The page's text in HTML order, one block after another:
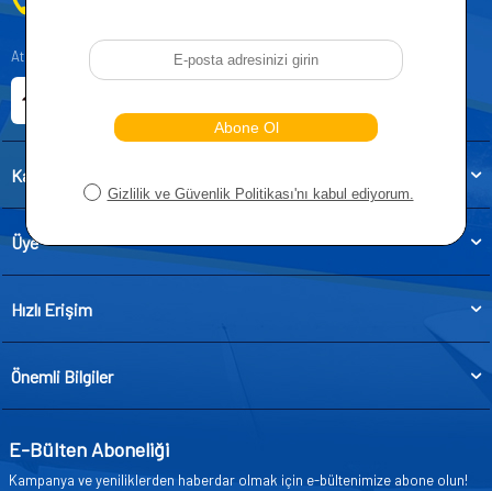
Atatürk, Kıraç Mevkii, Orhan Veli Cd. D:No:19, 34522 Esenyurt/İstanbul
Kategoriler
Üye
Hızlı Erişim
Önemli Bilgiler
E-Bülten Aboneliği
Kampanya ve yeniliklerden haberdar olmak için e-bültenimize abone olun!